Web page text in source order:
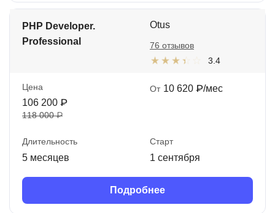
PHP Developer.
Professional
Otus
3.4
76 отзывов
Цена
106 200 ₽
118 000 ₽
От 10 620 ₽/мес
Длительность
5 месяцев
Старт
1 сентября
Подробнее